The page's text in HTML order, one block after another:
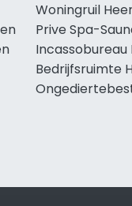
Woningruil
Prive Spa-
Incassobureau
Bedrijfsruimte